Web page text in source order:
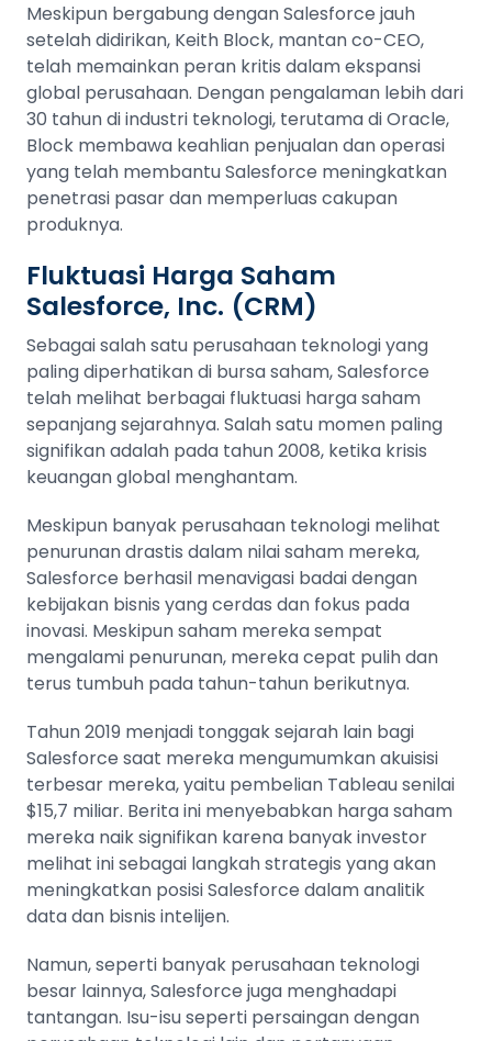
Meskipun bergabung dengan Salesforce jauh
setelah didirikan, Keith Block, mantan co-CEO,
telah memainkan peran kritis dalam ekspansi
global perusahaan. Dengan pengalaman lebih dari
30 tahun di industri teknologi, terutama di Oracle,
Block membawa keahlian penjualan dan operasi
yang telah membantu Salesforce meningkatkan
penetrasi pasar dan memperluas cakupan
produknya.
Fluktuasi Harga Saham
Salesforce, Inc. (CRM)
Sebagai salah satu perusahaan teknologi yang
paling diperhatikan di bursa saham, Salesforce
telah melihat berbagai fluktuasi harga saham
sepanjang sejarahnya. Salah satu momen paling
signifikan adalah pada tahun 2008, ketika krisis
keuangan global menghantam.
Meskipun banyak perusahaan teknologi melihat
penurunan drastis dalam nilaisaham mereka,
Salesforce berhasil menavigasi badai dengan
kebijakan bisnis yang cerdas dan fokus pada
inovasi. Meskipun saham mereka sempat
mengalami penurunan, mereka cepat pulih dan
terus tumbuh pada tahun-tahun berikutnya.
Tahun 2019 menjadi tonggak sejarah lain bagi
Salesforce saat mereka mengumumkan akuisisi
terbesar mereka, yaitu pembelian Tableau senilai
$15,7 miliar. Berita ini menyebabkan harga saham
mereka naik signifikan karena banyak investor
melihat ini sebagai langkah strategis yang akan
meningkatkan posisi Salesforce dalam analitik
data dan bisnis intelijen.
Namun, seperti banyak perusahaan teknologi
besar lainnya, Salesforce juga menghadapi
tantangan. Isu-isu seperti persaingan dengan